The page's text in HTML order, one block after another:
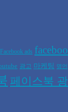
Facebook ads
광고 마케팅 명언
페이스북